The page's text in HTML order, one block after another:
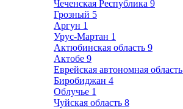
Чеченская Республика 9
Грозный 5
Аргун 1
Урус-Мартан 1
Актюбинская область 9
Актобе 9
Еврейская автономная область
Биробиджан 4
Облучье 1
Чуйская область 8